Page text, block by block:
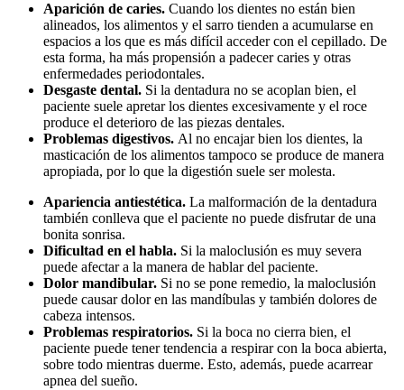
Aparición de caries. Cuando los dientes no están bien
alineados, los alimentos y el sarro tienden a acumularse en
espacios a los que es más difícil acceder con el cepillado. De
esta forma, ha más propensión a padecer caries y otras
enfermedades periodontales.
Desgaste dental. Si la dentadura no se acoplan bien, el
paciente suele apretar los dientes excesivamente y el roce
produce el deterioro de las piezas dentales.
Problemas digestivos. Al no encajar bien los dientes, la
masticación de los alimentos tampoco se produce de manera
apropiada, por lo que la digestión suele ser molesta.
Apariencia antiestética. La malformación de la dentadura
también conlleva que el paciente no puede disfrutar de una
bonita sonrisa.
Dificultad en el habla. Si la maloclusión es muy severa
puede afectar a la manera de hablar del paciente.
Dolor mandibular. Si no se pone remedio, la maloclusión
puede causar dolor en las mandíbulas y también dolores de
cabeza intensos.
Problemas respiratorios. Si la boca no cierra bien, el
paciente puede tener tendencia a respirar con la boca abierta,
sobre todo mientras duerme. Esto, además, puede acarrear
apnea del sueño.